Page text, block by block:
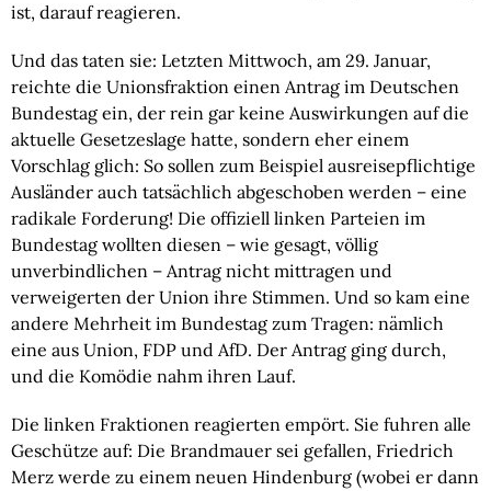
ist, darauf reagieren.
Und das taten sie: Letzten Mittwoch, am 29. Januar,
reichte die Unionsfraktion einen Antrag im Deutschen
Bundestag ein, der rein gar keine Auswirkungen auf die
aktuelle Gesetzeslage hatte, sondern eher einem
Vorschlag glich: So sollen zum Beispiel ausreisepflichtige
Ausländer auch tatsächlich abgeschoben werden – eine
radikale Forderung! Die offiziell linken Parteien im
Bundestag wollten diesen – wie gesagt, völlig
unverbindlichen – Antrag nicht mittragen und
verweigerten der Union ihre Stimmen. Und so kam eine
andere Mehrheit im Bundestag zum Tragen: nämlich
eine aus Union, FDP und AfD. Der Antrag ging durch,
und die Komödie nahm ihren Lauf.
Die linken Fraktionen reagierten empört. Sie fuhren alle
Geschütze auf: Die Brandmauer sei gefallen, Friedrich
Merz werde zu einem neuen Hindenburg (wobei er dann